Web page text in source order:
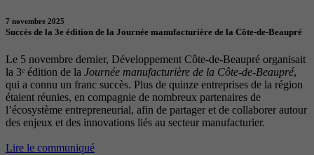
7 novembre 2025
Succès de la 3e édition de la Journée manufacturière de la Côte-de-Beaupré
Le 5 novembre dernier, Développement Côte-de-Beaupré organisait
la 3ᵉ édition de la Journée manufacturière de la Côte-de-Beaupré,
qui a connu un franc succès. Plus de quinze entreprises de la région
étaient réunies, en compagnie de nombreux partenaires de
l’écosystème entrepreneurial, afin de partager et de collaborer autour
des enjeux et des innovations liés au secteur manufacturier.
Lire le communiqué